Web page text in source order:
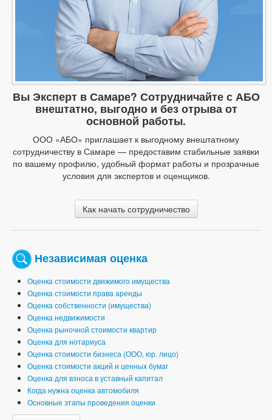
Вы Эксперт в Самаре? Сотрудничайте с АБО
внештатно, выгодно и без отрыва от
основной работы.
ООО «АБО» приглашает к выгодному внештатному
сотрудничеству в Самаре — предоставим стабильные заявки
по вашему профилю, удобный формат работы и прозрачные
условия для экспертов и оценщиков.
Как начать сотрудничество
Независимая оценка
Оценка стоимости движимого имущества
Оценка стоимости права аренды
Оценка собственности (имущества)
Оценка недвижимости
Оценка рыночной стоимости квартир
Оценка для нотариуса
Оценка стоимости бизнеса (ООО, юр. лицо)
Оценка стоимости акций и ценных бумаг
Оценка для взноса в уставный капитал
Когда нужна оценка автомобиля
Основные этапы проведения оценки